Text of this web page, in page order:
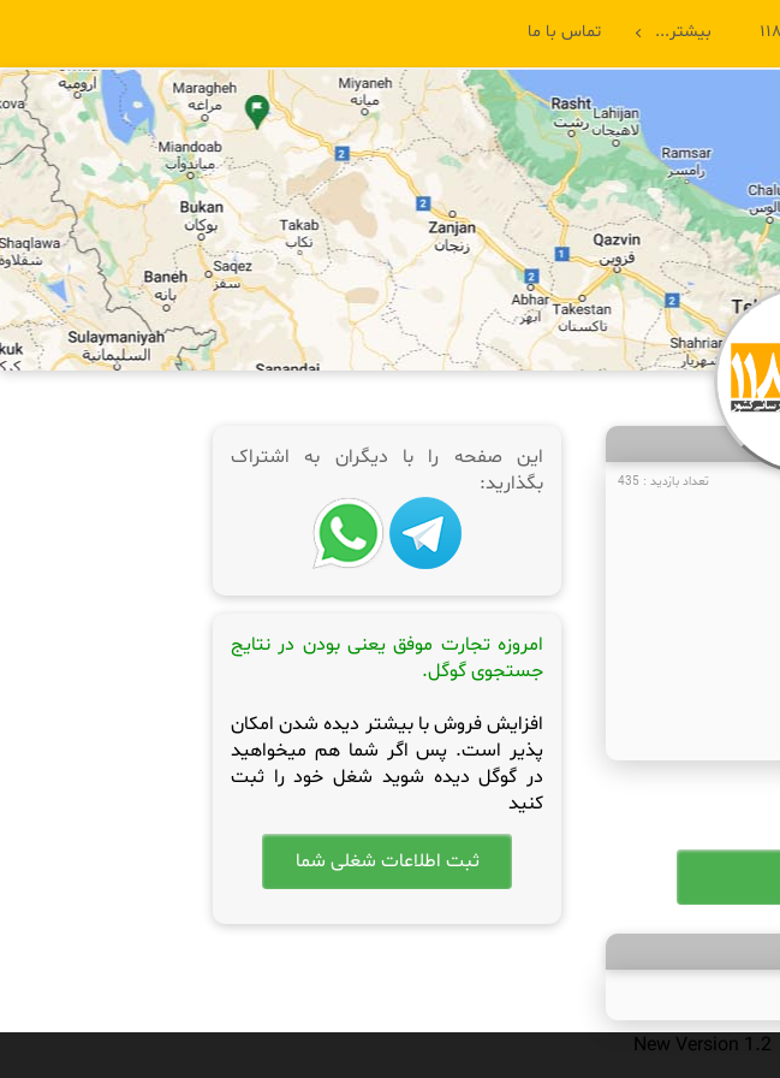
بیشتر... تماس با ما
تعداد بازدید : 435
این صفحه را با دیگران به اشتراک
بگذارید:
امروزه تجارت موفق یعنی بودن در نتایج
جستجوی گوگل.
افزایش فروش با بیشتر دیده شدن امکان
پذیر است. پس اگر شما هم میخواهید
در گوگل دیده شوید شغل خود را ثبت
کنید
New Version 1.2